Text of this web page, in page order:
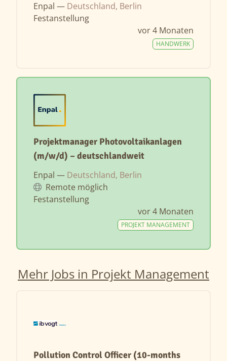
Enpal — Deutschland, Berlin
Festanstellung
vor 4 Monaten
HANDWERK
Projektmanager Photovoltaikanlagen
(m/w/d) – deutschlandweit
Enpal — Deutschland, Berlin
Remote möglich
Festanstellung
vor 4 Monaten
PROJEKT MANAGEMENT
Mehr Jobs in Projekt Management
Pollution Control Officer (10-months